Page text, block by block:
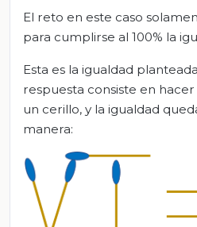
El reto en este caso
para cumplirse al 100% la
Esta es la igualdad
respuesta consiste en
un cerillo, y la igualdad
manera: